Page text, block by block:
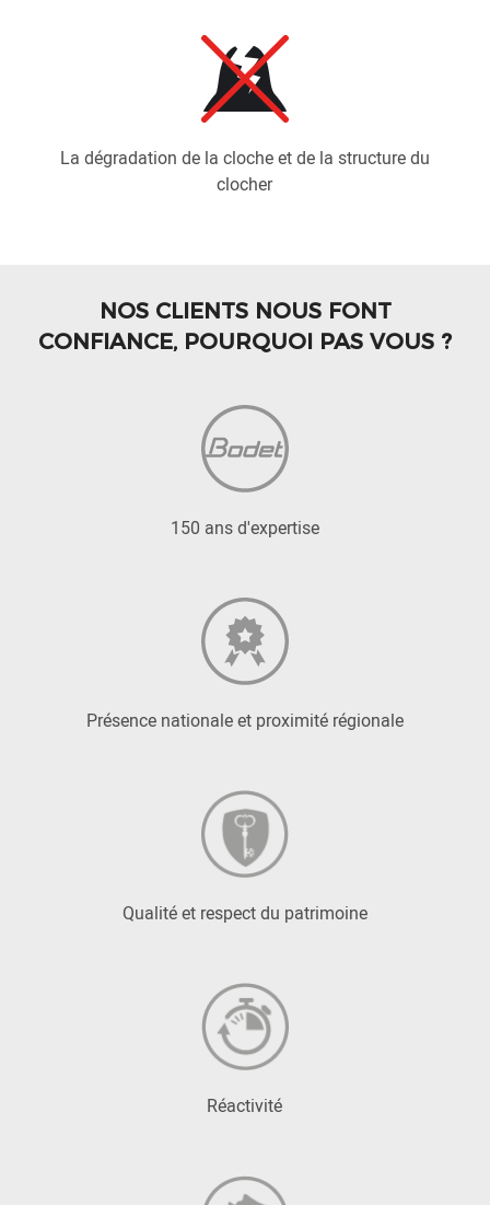
La dégradation de la cloche et de la structure du
clocher
NOS CLIENTS NOUS FONT
CONFIANCE, POURQUOI PAS VOUS ?
150 ans d'expertise
Présence nationale et proximité régionale
Qualité et respect du patrimoine
Réactivité